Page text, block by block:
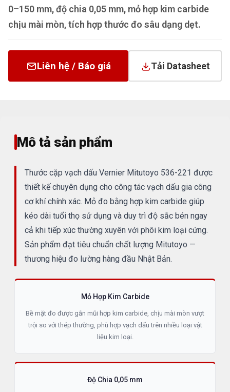
0–150 mm, độ chia 0,05 mm, mỏ hợp kim carbide
chịu mài mòn, tích hợp thước đo sâu dạng dẹt.
Liên hệ / Báo giá Tải Datasheet
Mô tả sản phẩm
Thước cặp vạch dấu Vernier Mitutoyo 536-221 được
thiết kế chuyên dụng cho công tác vạch dấu gia công
cơ khí chính xác. Mỏ đo bằng hợp kim carbide giúp
kéo dài tuổi thọ sử dụng và duy trì độ sắc bén ngay
cả khi tiếp xúc thường xuyên với phôi kim loại cứng.
Sản phẩm đạt tiêu chuẩn chất lượng Mitutoyo —
thương hiệu đo lường hàng đầu Nhật Bản.
Mỏ Hợp Kim Carbide
Bề mặt đo được gắn mũi hợp kim carbide, chịu mài mòn vượt
trội so với thép thường, phù hợp vạch dấu trên nhiều loại vật
liệu kim loại.
Độ Chia 0,05 mm